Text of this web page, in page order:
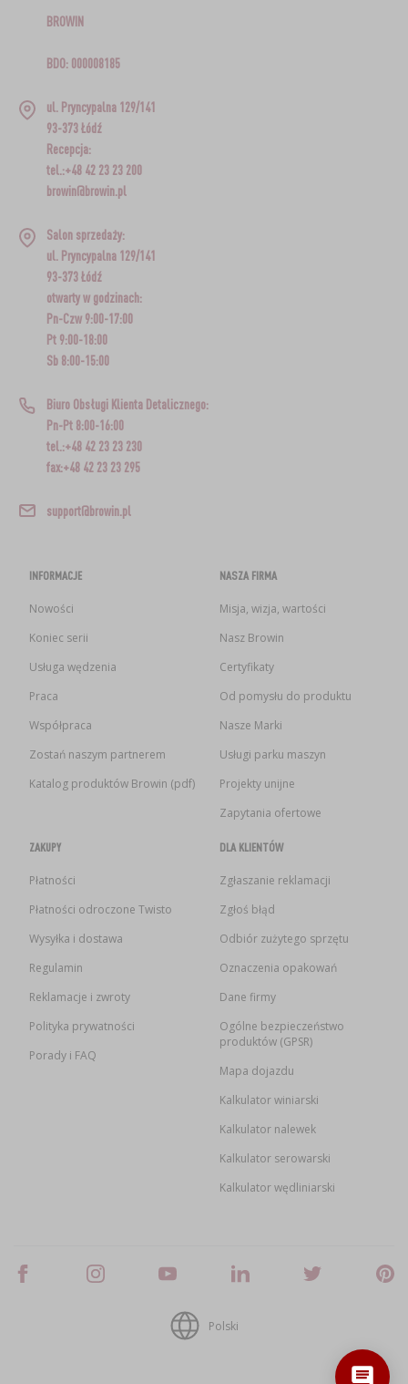
BROWIN
BDO: 000008185
ul. Pryncypalna 129/141
93-373 Łódź
Recepcja:
tel.:+48 42 23 23 200
browin@browin.pl
Salon sprzedaży:
ul. Pryncypalna 129/141
93-373 Łódź
otwarty w godzinach:
Pn-Czw 9:00-17:00
Pt 9:00-18:00
Sb 8:00-15:00
Biuro Obsługi Klienta Detalicznego:
Pn-Pt 8:00-16:00
tel.:+48 42 23 23 230
fax:+48 42 23 23 295
support@browin.pl
INFORMACJE
Nowości
Koniec serii
Usługa wędzenia
Praca
Współpraca
Zostań naszym partnerem
Katalog produktów Browin (pdf)
NASZA FIRMA
Misja, wizja, wartości
Nasz Browin
Certyfikaty
Od pomysłu do produktu
Nasze Marki
Usługi parku maszyn
Projekty unijne
Zapytania ofertowe
ZAKUPY
Płatności
Płatności odroczone Twisto
Wysyłka i dostawa
Regulamin
Reklamacje i zwroty
Polityka prywatności
Porady i FAQ
DLA KLIENTÓW
Zgłaszanie reklamacji
Zgłoś błąd
Odbiór zużytego sprzętu
Oznaczenia opakowań
Dane firmy
Ogólne bezpieczeństwo
produktów (GPSR)
Mapa dojazdu
Kalkulator winiarski
Kalkulator nalewek
Kalkulator serowarski
Kalkulator wędliniarski
Polski